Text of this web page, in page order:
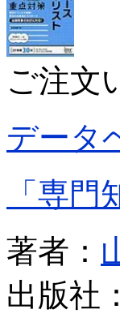
ご注文
データ
「専
著者：
出版社：